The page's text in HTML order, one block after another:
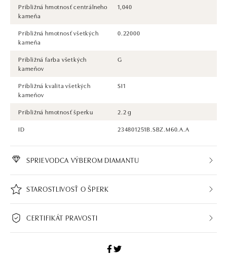
Približná hmotnosť centrálneho
kameňa
1,040
Približná hmotnosť všetkých
kameňa
0.22000
Približná farba všetkých
kameňov
G
Približná kvalita všetkých
kameňov
SI1
Približná hmotnosť šperku
2.2 g
ID
234801251B.SBZ.M60.A.A
SPRIEVODCA VÝBEROM DIAMANTU
STAROSTLIVOSŤ O ŠPERK
CERTIFIKÁT PRAVOSTI